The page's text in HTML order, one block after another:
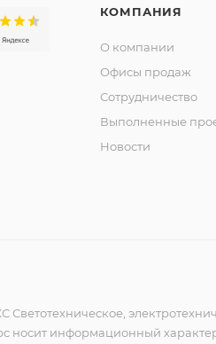
КОМПАНИЯ
О компании
Офисы продаж
Сотрудничество
Выполненные
Новости
Светотехническое,
носит информационный